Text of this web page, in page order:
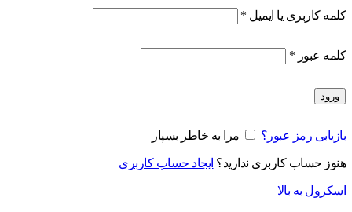
کلمه کاربری یا ایمیل *
کلمه عبور *
ورود
بازیابی رمز عبور؟ مرا به خاطر بسپار
هنوز حساب کاربری ندارید؟ ایجاد حساب کاربری
اسکرول به بالا